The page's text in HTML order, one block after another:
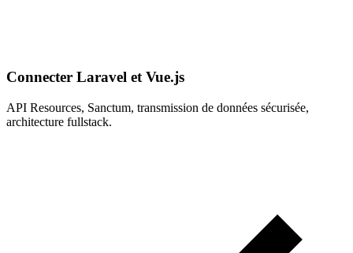
Connecter Laravel et Vue.js
API Resources, Sanctum, transmission de données sécurisée,
architecture fullstack.